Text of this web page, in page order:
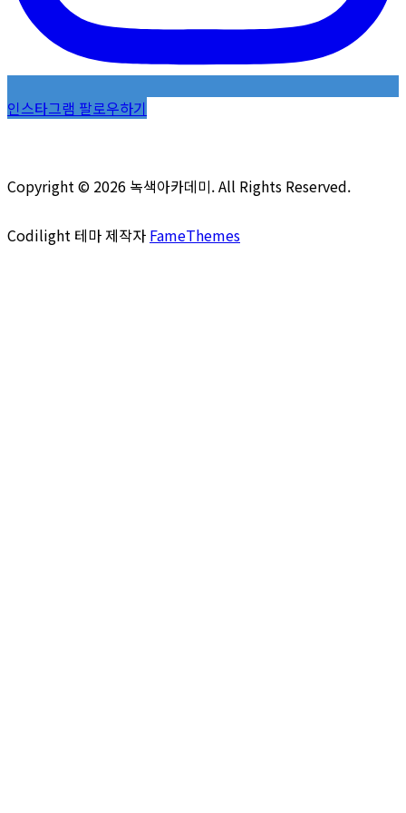
인스타그램 팔로우하기
Copyright © 2026 녹색아카데미. All Rights Reserved.
Codilight 테마 제작자 FameThemes